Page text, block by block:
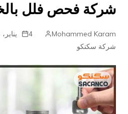
شركة فحص فلل
Mohammed Karam 4 يناير، 2023
شركة سكنكو